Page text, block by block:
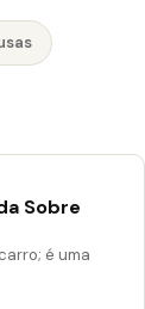
Sobre
é uma